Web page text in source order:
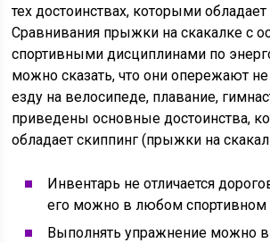
тех достоинствах, которыми
Сравнивания прыжки на скакалке с
спортивными дисциплинами по
можно сказать, что они опережают не
езду на велосипеде, плавание,
приведены основные достоинства,
обладает скиппинг (прыжки на
Инвентарь не отличается
его можно в любом спортивном
Выполнять упражнение можно